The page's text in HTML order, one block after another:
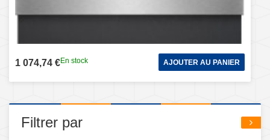
1 074,74 €En stock AJOUTER AU PANIER
Filtrer par